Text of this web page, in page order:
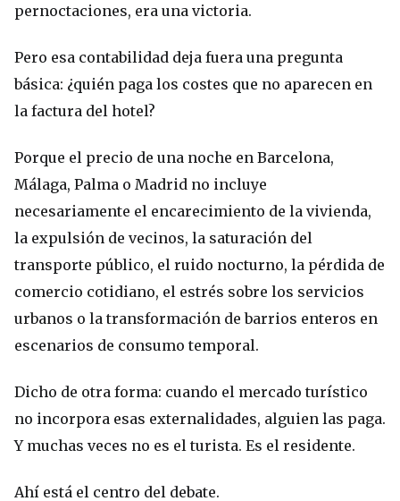
pernoctaciones, era una victoria.
Pero esa contabilidad deja fuera una pregunta
básica: ¿quién paga los costes que no aparecen en
la factura del hotel?
Porque el precio de una noche en Barcelona,
Málaga, Palma o Madrid no incluye
necesariamente el encarecimiento de la vivienda,
la expulsión de vecinos, la saturación del
transporte público, el ruido nocturno, la pérdida de
comercio cotidiano, el estrés sobre los servicios
urbanos o la transformación de barrios enteros en
escenarios de consumo temporal.
Dicho de otra forma: cuando el mercado turístico
no incorpora esas externalidades, alguien las paga.
Y muchas veces no es el turista. Es el residente.
Ahí está el centro del debate.